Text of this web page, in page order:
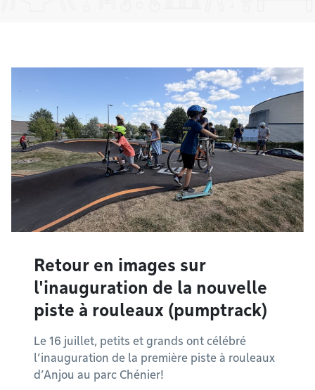
Retour en images sur
l'inauguration de la nouvelle
piste à rouleaux (pumptrack)
Le 16 juillet, petits et grands ont célébré
l’inauguration de la première piste à rouleaux
d’Anjou au parc Chénier!